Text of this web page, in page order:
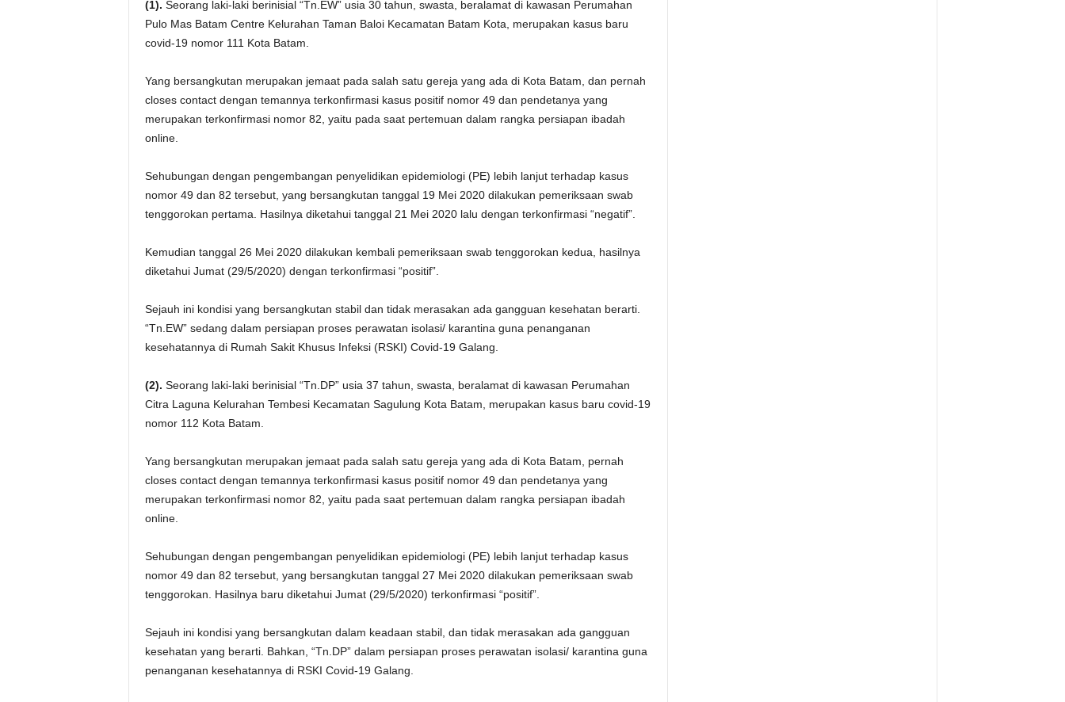
(1). Seorang laki-laki berinisial “Tn.EW” usia 30 tahun, swasta, beralamat di kawasan Perumahan
Pulo Mas Batam Centre Kelurahan Taman Baloi Kecamatan Batam Kota, merupakan kasus baru
covid-19 nomor 111 Kota Batam.
Yang bersangkutan merupakan jemaat pada salah satu gereja yang ada di Kota Batam, dan pernah
closes contact dengan temannya terkonfirmasi kasus positif nomor 49 dan pendetanya yang
merupakan terkonfirmasi nomor 82, yaitu pada saat pertemuan dalam rangka persiapan ibadah
online.
Sehubungan dengan pengembangan penyelidikan epidemiologi (PE) lebih lanjut terhadap kasus
nomor 49 dan 82 tersebut, yang bersangkutan tanggal 19 Mei 2020 dilakukan pemeriksaan swab
tenggorokan pertama. Hasilnya diketahui tanggal 21 Mei 2020 lalu dengan terkonfirmasi “negatif”.
Kemudian tanggal 26 Mei 2020 dilakukan kembali pemeriksaan swab tenggorokan kedua, hasilnya
diketahui Jumat (29/5/2020) dengan terkonfirmasi “positif”.
Sejauh ini kondisi yang bersangkutan stabil dan tidak merasakan ada gangguan kesehatan berarti.
“Tn.EW” sedang dalam persiapan proses perawatan isolasi/ karantina guna penanganan
kesehatannya di Rumah Sakit Khusus Infeksi (RSKI) Covid-19 Galang.
(2). Seorang laki-laki berinisial “Tn.DP” usia 37 tahun, swasta, beralamat di kawasan Perumahan
Citra Laguna Kelurahan Tembesi Kecamatan Sagulung Kota Batam, merupakan kasus baru covid-19
nomor 112 Kota Batam.
Yang bersangkutan merupakan jemaat pada salah satu gereja yang ada di Kota Batam, pernah
closes contact dengan temannya terkonfirmasi kasus positif nomor 49 dan pendetanya yang
merupakan terkonfirmasi nomor 82, yaitu pada saat pertemuan dalam rangka persiapan ibadah
online.
Sehubungan dengan pengembangan penyelidikan epidemiologi (PE) lebih lanjut terhadap kasus
nomor 49 dan 82 tersebut, yang bersangkutan tanggal 27 Mei 2020 dilakukan pemeriksaan swab
tenggorokan. Hasilnya baru diketahui Jumat (29/5/2020) terkonfirmasi “positif”.
Sejauh ini kondisi yang bersangkutan dalam keadaan stabil, dan tidak merasakan ada gangguan
kesehatan yang berarti. Bahkan, “Tn.DP” dalam persiapan proses perawatan isolasi/ karantina guna
penanganan kesehatannya di RSKI Covid-19 Galang.